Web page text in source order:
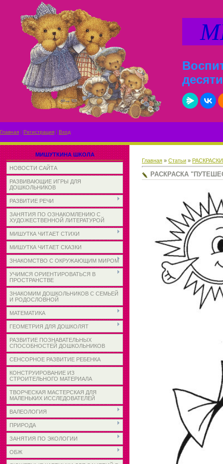
Главная | Регистрация | Вход
МИШУТКИНА ШКОЛА
НОВОСТИ САЙТА
РАЗВИВАЮЩИЕ ИГРЫ ДЛЯ
ДОШКОЛЬНИКОВ
РАЗВИТИЕ РЕЧИ
ЗАНЯТИЯ ПО ОЗНАКОМЛЕНИЮ С
ХУДОЖЕСТВЕННОЙ ЛИТЕРАТУРОЙ
МИШУТКА ЧИТАЕТ СТИХИ
МИШУТКА ЧИТАЕТ СКАЗКИ
ЗНАКОМСТВО С ОКРУЖАЮЩИМ МИРОМ
УЧИМСЯ ОРИЕНТИРОВАТЬСЯ В
ПРОСТРАНСТВЕ
ЗНАКОМИМ ДОШКОЛЬНИКОВ С СЕМЬЕЙ
И РОДОСЛОВНОЙ
МАТЕМАТИКА
ГЕОМЕТРИЯ ДЛЯ ДОШКОЛЯТ
РАЗВИТИЕ ПОЗНАВАТЕЛЬНЫХ
СПОСОБНОСТЕЙ ДОШКОЛЬНИКОВ
СЕНСОРНОЕ РАЗВИТИЕ РЕБЕНКА
КОНСТРУИРОВАНИЕ ИЗ
СТРОИТЕЛЬНОГО МАТЕРИАЛА
ТВОРЧЕСКАЯ МАСТЕРСКАЯ ДЛЯ
МАЛЕНЬКИХ ИССЛЕДОВАТЕЛЕЙ
ВАЛЕОЛОГИЯ
ПРИРОДА
ЗАНЯТИЯ ПО ЭКОЛОГИИ
ОБЖ
Главная » Статьи »
РАСКРАСКА